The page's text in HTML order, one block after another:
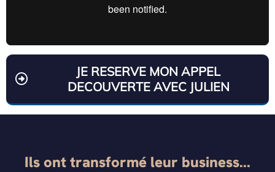
JE RESERVE MON APPEL
DECOUVERTE AVEC JULIEN
Ils ont transformé leur business...